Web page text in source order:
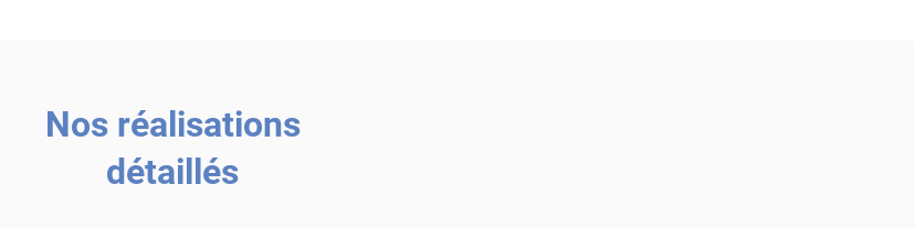
Nos réalisations
détaillés